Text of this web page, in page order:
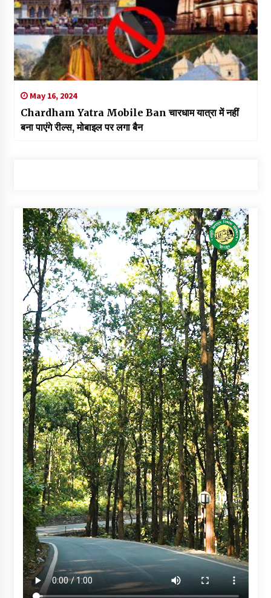
May 16, 2024
Chardham Yatra Mobile Ban चारधाम यात्रा में नहीं
बना पाएंगे रील्स, मोबाइल पर लगा बैन